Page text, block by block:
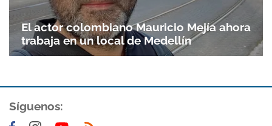
El actor colombiano Mauricio Mejía ahora
trabaja en un local de Medellín
Síguenos: